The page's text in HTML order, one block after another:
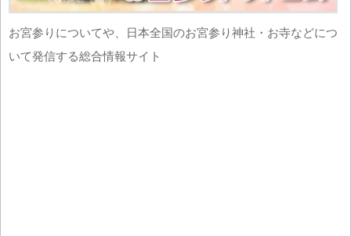
お宮参りについてや、日本全国のお宮参り神社・お寺などにつ
いて発信する総合情報サイト